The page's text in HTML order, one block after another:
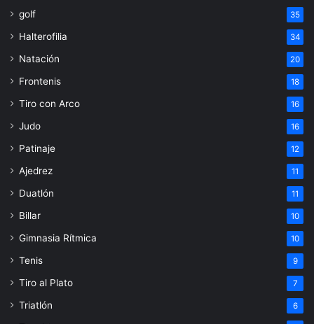
golf 35
Halterofilia 34
Natación 20
Frontenis 18
Tiro con Arco 16
Judo 16
Patinaje 12
Ajedrez 11
Duatlón 11
Billar 10
Gimnasia Rítmica 10
Tenis 9
Tiro al Plato 7
Triatlón 6